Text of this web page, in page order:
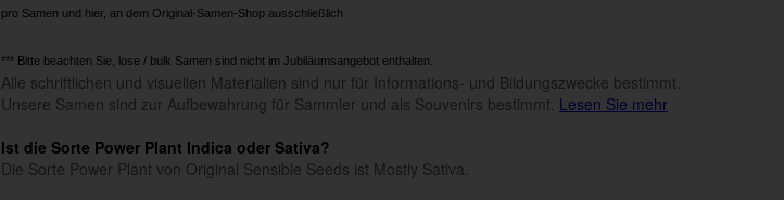
pro Samen und hier, an dem Original-Samen-Shop ausschließlich
*** Bitte beachten Sie, lose / bulk Samen sind nicht im Jubiläumsangebot enthalten.
Alle schriftlichen und visuellen Materialien sind nur für Informations- und Bildungszwecke bestimmt.
Unsere Samen sind zur Aufbewahrung für Sammler und als Souvenirs bestimmt. Lesen Sie mehr
Ist die Sorte Power Plant Indica oder Sativa?
Die Sorte Power Plant von Original Sensible Seeds ist Mostly Sativa.